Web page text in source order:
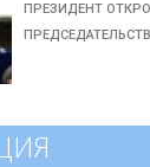
ПРЕЗИДЕНТ